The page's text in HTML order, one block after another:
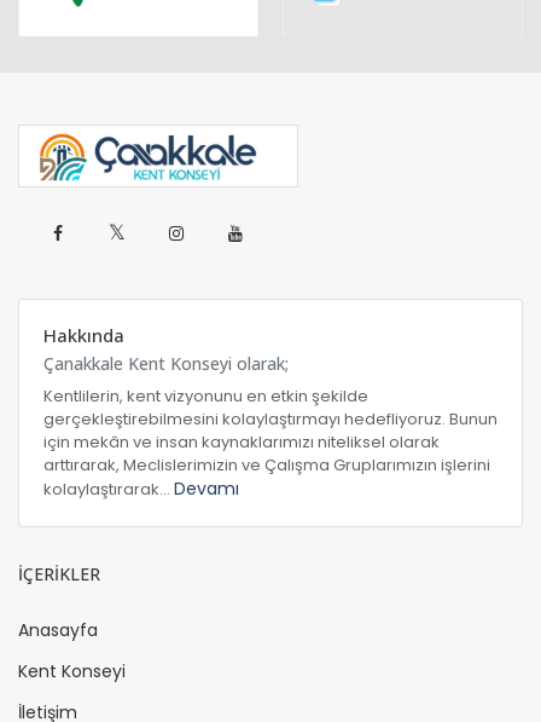
𝕏
Hakkında
Çanakkale Kent Konseyi olarak;
Kentlilerin, kent vizyonunu en etkin şekilde
gerçekleştirebilmesini kolaylaştırmayı hedefliyoruz. Bunun
için mekân ve insan kaynaklarımızı niteliksel olarak
arttırarak, Meclislerimizin ve Çalışma Gruplarımızın işlerini
kolaylaştırarak... Devamı
İÇERİKLER
Anasayfa
Kent Konseyi
İletişim